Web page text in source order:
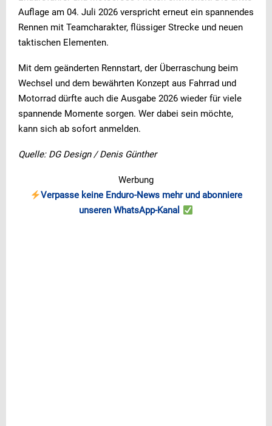
Auflage am 04. Juli 2026 verspricht erneut ein spannendes
Rennen mit Teamcharakter, flüssiger Strecke und neuen
taktischen Elementen.
Mit dem geänderten Rennstart, der Überraschung beim
Wechsel und dem bewährten Konzept aus Fahrrad und
Motorrad dürfte auch die Ausgabe 2026 wieder für viele
spannende Momente sorgen. Wer dabei sein möchte,
kann sich ab sofort anmelden.
Quelle: DG Design / Denis Günther
Werbung
Verpasse keine Enduro-News mehr und abonniere
unseren WhatsApp-Kanal